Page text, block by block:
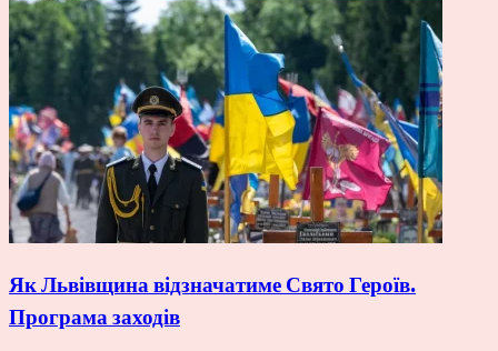
Як Львівщина відзначатиме Свято Героїв.
Програма заходів